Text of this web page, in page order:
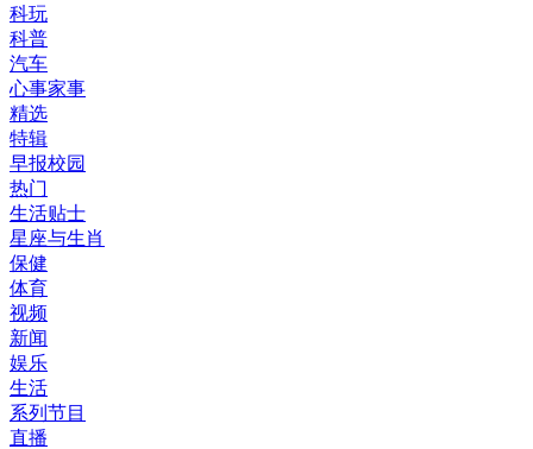
科玩
科普
汽车
心事家事
精选
特辑
早报校园
热门
生活贴士
星座与生肖
保健
体育
视频
新闻
娱乐
生活
系列节目
直播